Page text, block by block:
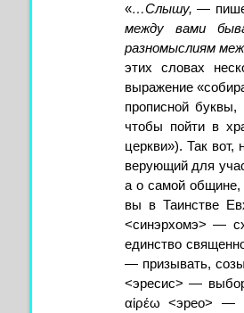
«…Слышу, —
между вами
разномыслиям
этих словах
выражение
прописной
чтобы пойти в
церкви»). Так
верующий для
а о самой общине,
вы в Таинстве
<синэрхомэ> —
единство
— призывать,
<эресис> —
αἱρέω <эрео> —